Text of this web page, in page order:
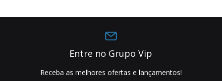
Entre no Grupo Vip
Receba as melhores ofertas e lançamentos!